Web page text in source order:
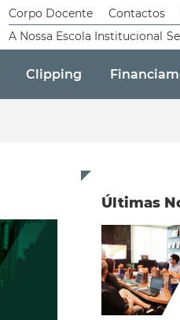
Corpo Docente Contactos
A Nossa Escola Institucional
Clipping
Últimas